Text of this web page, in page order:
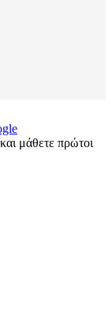
και μάθετε πρώτοι